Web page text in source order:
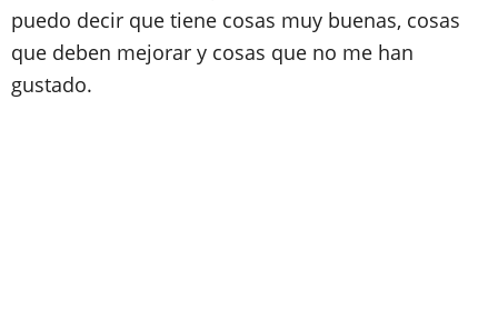
puedo decir que tiene cosas muy buenas, cosas
que deben mejorar y cosas que no me han
gustado.